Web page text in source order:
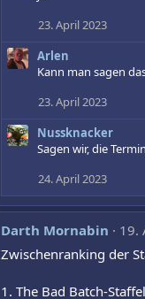
23. April 2023
Arlen
Kann man sagen
23. April 2023
Nussknacker
Sagen wir, die
24. April 2023
Darth Mornabin
19.
Zwischenranking der
1. The Bad Batch-